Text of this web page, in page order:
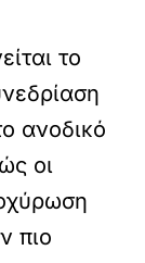
το
ανοδικό
οι
πιο